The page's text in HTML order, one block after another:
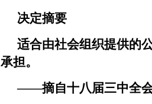
决定摘要
适合由社会组织提供的
承担。
——摘自十八届三中全